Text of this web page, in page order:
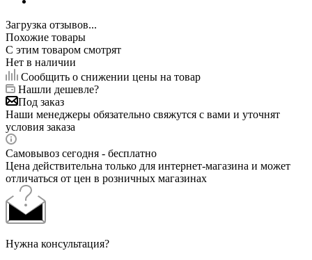
Загрузка отзывов...
Похожие товары
С этим товаром смотрят
Нет в наличии
Сообщить о снижении цены на товар
Нашли дешевле?
Под заказ
Наши менеджеры обязательно свяжутся с вами и уточнят
условия заказа
Самовывоз сегодня - бесплатно
Цена действительна только для интернет-магазина и может
отличаться от цен в розничных магазинах
Нужна консультация?